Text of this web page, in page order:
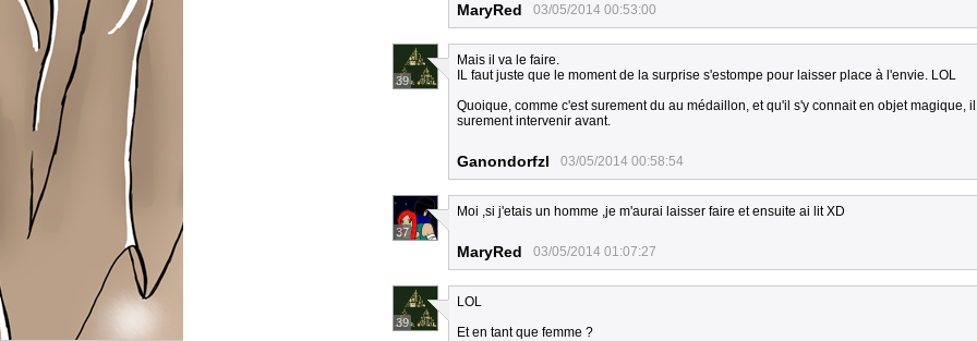
MaryRed 03/05/2014 00:53:00
39
Mais il va le faire.
IL faut juste que le moment de la surprise s'estompe pour laisser place à l'envie. LOL
Quoique, comme c'est surement du au médaillon, et qu'il s'y connait en objet magique,
surement intervenir avant.
Ganondorfzl 03/05/2014 00:58:54
37
Moi ,si j'etais un homme ,je m'aurai laisser faire et ensuite ai lit XD
MaryRed 03/05/2014 01:07:27
39
LOL
Et en tant que femme ?